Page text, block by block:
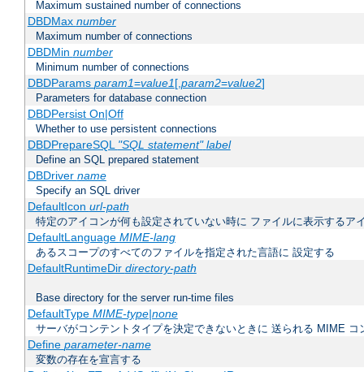
Maximum sustained number of connections
DBDMax number
Maximum number of connections
DBDMin number
Minimum number of connections
DBDParams param1=value1[,param2=value2]
Parameters for database connection
DBDPersist On|Off
Whether to use persistent connections
DBDPrepareSQL "SQL statement" label
Define an SQL prepared statement
DBDriver name
Specify an SQL driver
DefaultIcon url-path
特定のアイコンが何も設定されていない時に ファイルに表示するア
DefaultLanguage MIME-lang
あるスコープのすべてのファイルを指定された言語に 設定する
DefaultRuntimeDir directory-path
Base directory for the server run-time files
DefaultType MIME-type|none
サーバがコンテントタイプを決定できないときに 送られる MIME コ
Define parameter-name
変数の存在を宣言する